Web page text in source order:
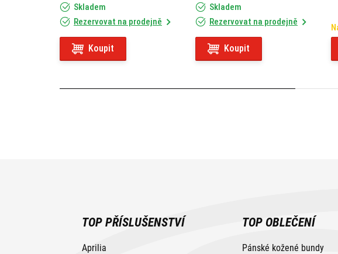
Skladem
Rezervovat na prodejně
Koupit
Skladem
Rezervovat na prodejně
Koupit
TOP PŘÍSLUŠENSTVÍ
Aprilia
TOP OBLEČENÍ
Pánské kožené bundy